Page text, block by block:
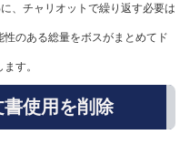
、チャリオットで繰り返す必要は
のある総量をボスがまとめてド
す。
使用を削除